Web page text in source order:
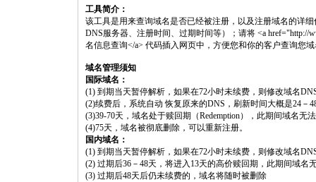
工具简介：
该工具是用来查询域名是否已经被注册，以及注册域名的详
DNS服务器、注册时间、过期时间等）；请将 <a href="http://
名信息查询</a> 代码插入网页中，方便您和你的客户查询您
域名管理须知
国际域名：
(1) 到期当天暂停解析，如果在72小时未续费，则修改域名
(2)续费后，系统自动 恢复原来的DNS，刷新时间大概是24－
(3)39-70天，域名处于赎回期（Redemption），此期间域名无
(4)75天，域名被彻底删除，可以重新注册。
国内域名：
(1) 到期当天暂停解析，如果在72小时未续费，则修改域名
(2) 过期后36－48天，将进入13天的高价赎回期，此期间域名
(3) 过期后48天后仍未续费的，域名将随时被删除